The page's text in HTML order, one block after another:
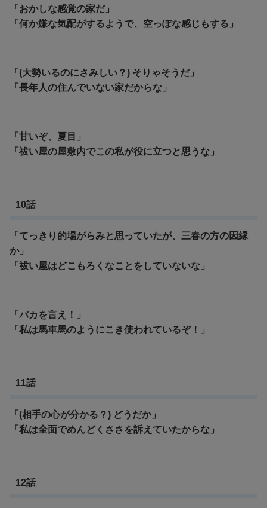
「おかしな感覚の家だ」
「何か嫌な気配がするようで、空っぽな感じもする」
「(大勢いるのにさみしい？) そりゃそうだ」
「長年人の住んでいない家だからな」
「甘いぞ、夏目」
「祓い屋の屋敷内でこの私が役に立つと思うな」
10話
「てっきり的場がらみと思っていたが、三春の方の因縁
か」
「祓い屋はどこもろくなことをしていないな」
「バカを言え！」
「私は馬車馬のようにこき使われているぞ！」
11話
「(相手の心が分かる？) どうだか」
「私は全面でめんどくささを訴えていたからな」
12話